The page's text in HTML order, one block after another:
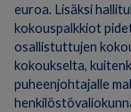
euroa. Lisäksi
kokouspalkkiot
osallistuttujen
kokoukselta,
puheenjohtajalle